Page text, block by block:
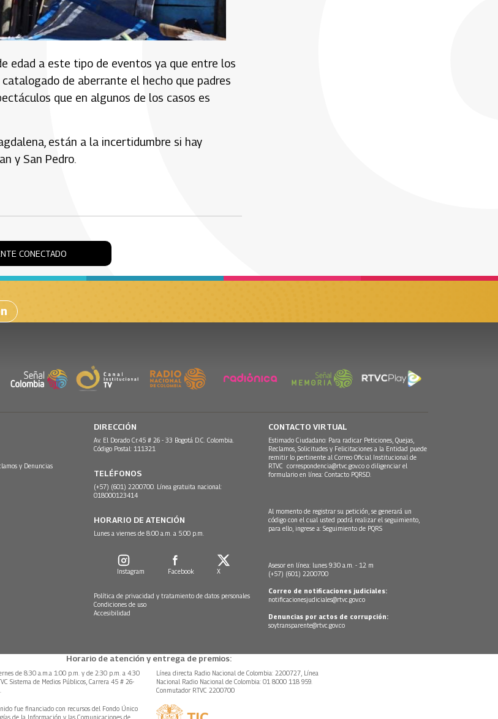
edad a este tipo de eventos ya que entre los
de aberrante el hecho que padres
que en algunos de los casos es
están a la incertidumbre si hay
y San Pedro.
CONECTADO
y Denuncias
DIRECCIÓN
Av. El Dorado Cr.45 # 26 - 33 Bogotá D.C. Colombia.
Código Postal: 111321
TELÉFONOS
(+57) (601) 2200700. Línea gratuita nacional:
018000123414
HORARIO DE ATENCIÓN
Lunes a viernes de 8:00 a.m. a 5:00 p.m.
Instagram Facebook X
Política de privacidad y tratamiento de datos personales
Condiciones de uso
Accesibilidad
CONTACTO VIRTUAL
Estimado Ciudadano: Para radicar Peticiones, Quejas,
Reclamos, Solicitudes y Felicitaciones a la Entidad puede
remitir lo pertinente al Correo Oficial Institucional de
RTVC correspondencia@rtvc.gov.co o diligenciar el
formulario en línea: Contacto PQRSD.
Al momento de registrar su petición, se generará un
código con el cual usted podrá realizar el seguimiento,
para ello, ingrese a: Seguimiento de PQRS
Asesor en línea: lunes 9:30 a.m. - 12 m
(+57) (601) 2200700
Correo de notificaciones judiciales:
notificacionesjudiciales@rtvc.gov.co
Denuncias por actos de corrupción:
soytransparente@rtvc.gov.co
Horario de atención y entrega de premios:
de 8:30 a.m.a 1:00 p.m. y de 2:30 p.m. a 4:30
Sistema de Medios Públicos, Carrera 45 # 26-
Línea directa Radio Nacional de Colombia: 2200727, Línea
Nacional Radio Nacional de Colombia: 01 8000 118 959.
Conmutador RTVC 2200700
fue financiado con recursos del Fondo Único
de la Información y las Comunicaciones de